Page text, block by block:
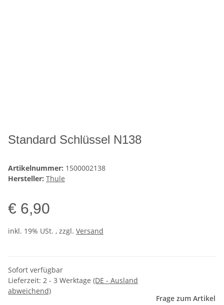
Standard Schlüssel N138
Artikelnummer: 1500002138
Hersteller: Thule
€ 6,90
inkl. 19% USt. , zzgl. Versand
Sofort verfügbar
Lieferzeit: 2 - 3 Werktage (DE - Ausland
abweichend)
Frage zum Artikel